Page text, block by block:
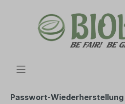
Passwort-Wiederherstellung